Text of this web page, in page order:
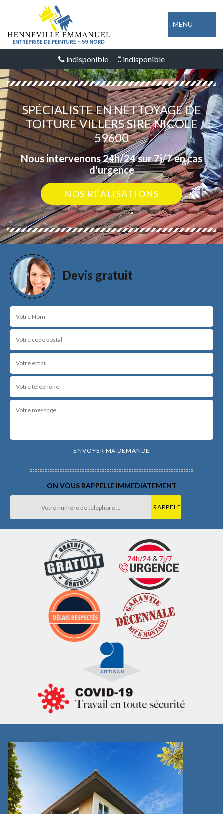
MENU
indisponible indisponible
SPÉCIALISTE EN NETTOYAGE DE
TOITURE VILLERS SIRE NICOLE
59600
Nous intervenons 24h/24 sur 7j/7 en cas
d'urgence
NOS RÉALISATIONS
Devis gratuit
ON VOUS RAPPELLE IMMEDIATEMENT